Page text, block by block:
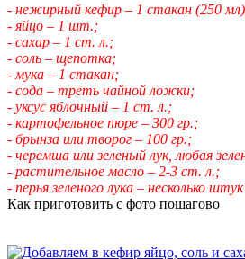
- нежирный кефир – 1 стакан (250
- яйцо – 1 шт.;
- сахар – 1 ст. л.;
- соль – щепотка;
- мука – 1 стакан;
- сода – треть чайной ложки;
- уксус яблочный – 1 ст. л.;
- картофельное пюре – 300 гр.;
- брынза или творог – 100 гр.;
- черемша или зеленый лук, любая
- растительное масло – 2-3 ст. л.;
- перья зеленого лука – несколько
Как приготовить с фото пошагово